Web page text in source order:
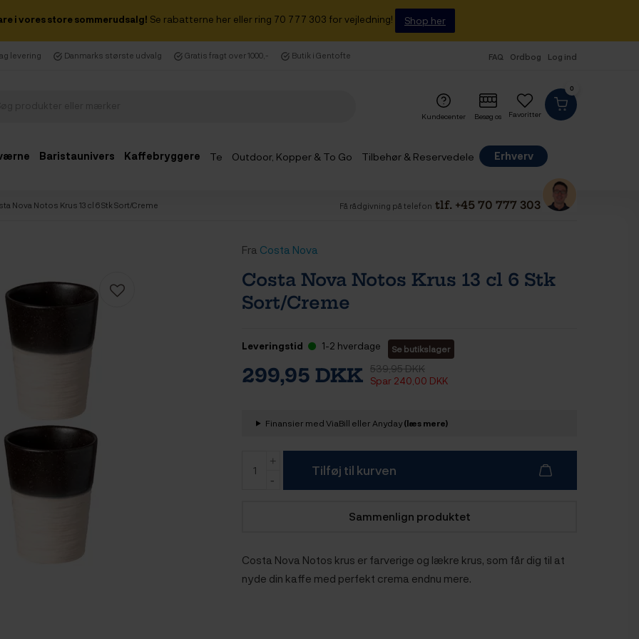
i vores store sommerudsalg! Se rabatterne her eller ring 70 777 303 for vejledning! Shop her
levering Danmarks største udvalg Gratis fragt over 1000,- Butik i Gentofte FAQ Ordbog Log ind
0
Favoritter
Kundecenter Besøg os
Baristaunivers Kaffebryggere Te Outdoor, Kopper & To Go Tilbehør & Reservedele
Erhverv
Nova Notos Krus 13 cl 6 Stk Sort/Creme Få rådgivning på telefon tlf. +45 70 777 303
Fra Costa Nova
Costa Nova Notos Krus 13 cl 6 Stk
Sort/Creme
Leveringstid 1-2 hverdage Se butikslager
299,95 DKK 539,95 DKK
Spar 240,00 DKK
Finansier med ViaBill eller Anyday(læs mere)
Tilføj til kurven
Sammenlign produktet
Costa Nova Notos krus er farverige og lækre krus, som får dig til at
nyde din kaffe med perfekt crema endnu mere.